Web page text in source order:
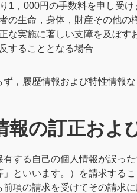
1，000円の手数料を申し受け
の生命，身体，財産その他の
な実施に著しい支障を及ぼす
することとなる場合
，履歴情報および特性情報
の訂正およ
する自己の個人情報が誤っ
といいます。）を請求するこ
項の請求を受けてその請求